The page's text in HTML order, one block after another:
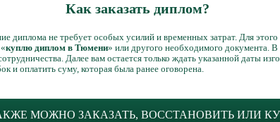
Как заказать диплом?
диплома не требует особых усилий и временных затрат. Для
куплю диплом в Тюмени» или другого необходимого документа.
Далее вам остается только ждать указанной даты
и оплатить суму, которая была ранее оговорена.
МОЖНО ЗАКАЗАТЬ, ВОССТАНОВИТЬ ИЛИ